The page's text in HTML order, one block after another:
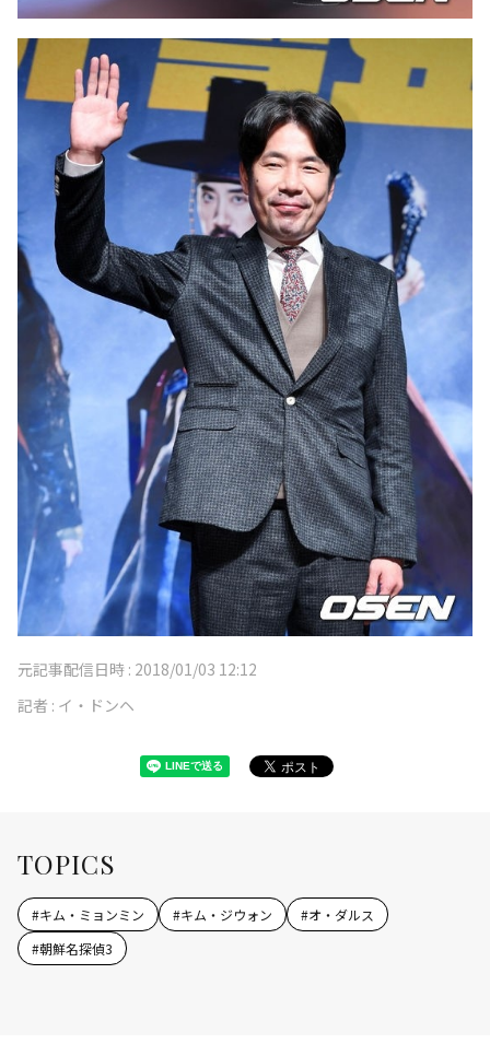
元記事配信日時 : 2018/01/03 12:12
記者 : イ・ドンヘ
TOPICS
#キム・ミョンミン #キム・ジウォン #オ・ダルス
#朝鮮名探偵3